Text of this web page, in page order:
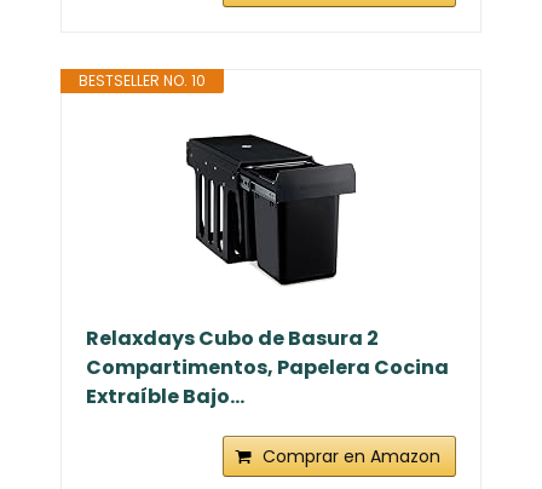
BESTSELLER NO. 10
Relaxdays Cubo de Basura 2
Compartimentos, Papelera Cocina
Extraíble Bajo...
Comprar en Amazon